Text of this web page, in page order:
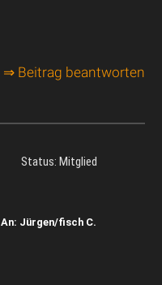
⇒ Beitrag beantworten
Status: Mitglied
An: Jürgen/fisch C.